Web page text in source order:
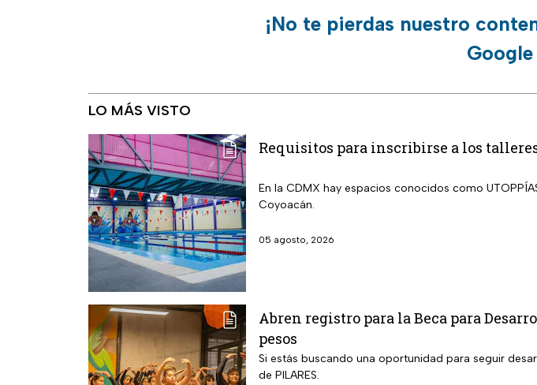
¡No te pierdas nuestro
LO MÁS VISTO
Requisitos para inscribirse a los
En la CDMX hay espacios conocidos como
Coyoacán.
05 agosto, 2026
Abren registro para la Beca para
pesos
Si estás buscando una oportunidad para seguir
de PILARES.